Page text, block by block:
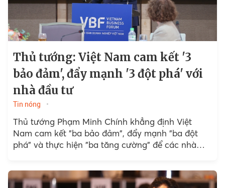
Thủ tướng: Việt Nam cam kết '3
bảo đảm', đẩy mạnh '3 đột phá' với
nhà đầu tư
Tin nóng
Thủ tướng Phạm Minh Chính khẳng định Việt
Nam cam kết "ba bảo đảm", đẩy mạnh "ba đột
phá" và thực hiện "ba tăng cường" để các nhà